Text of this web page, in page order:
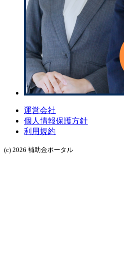
運営会社
個人情報保護方針
利用規約
(c) 2026 補助金ポータル